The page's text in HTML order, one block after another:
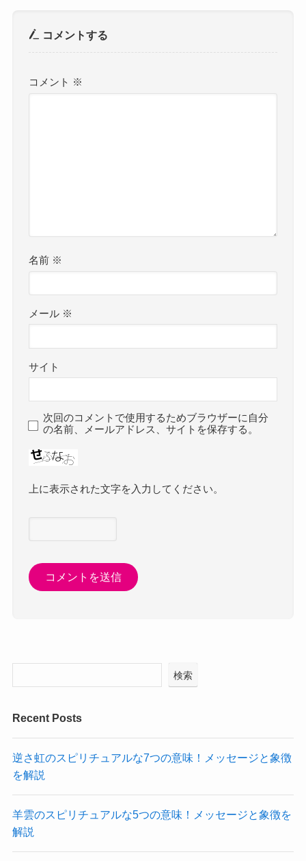
コメントする
コメント ※
名前 ※
メール ※
サイト
次回のコメントで使用するためブラウザーに自分
の名前、メールアドレス、サイトを保存する。
上に表示された文字を入力してください。
検索
Recent Posts
逆さ虹のスピリチュアルな7つの意味！メッセージと象徴
を解説
羊雲のスピリチュアルな5つの意味！メッセージと象徴を
解説